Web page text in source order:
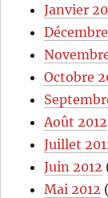
Janvier
Octobre
Août 2012
Juillet
Juin 2012
Mai 2012